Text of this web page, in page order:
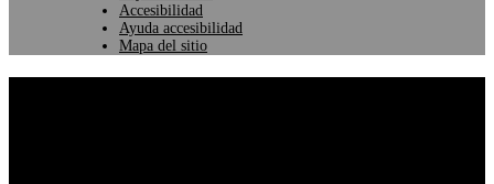
Accesibilidad
Ayuda accesibilidad
Mapa del sitio